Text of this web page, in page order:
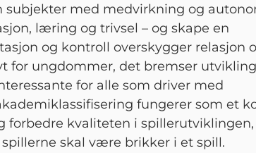
subjekter med medvirkning og
læring og trivsel – og skape en
og kontroll overskygger relasjon
for ungdommer, det bremser
for alle som driver med
fungerer som et
forbedre kvaliteten i
skal være brikker i et spill.